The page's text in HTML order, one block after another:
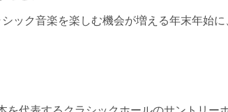
ック音楽を楽しむ機会が増える年末年始